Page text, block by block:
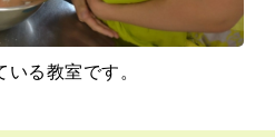
る教室です。